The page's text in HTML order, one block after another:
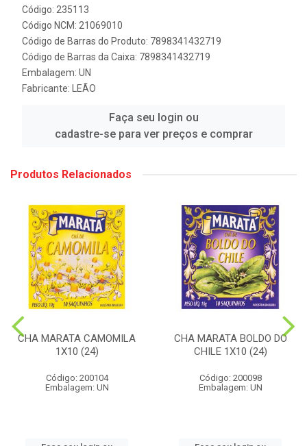
Código: 235113
Código NCM: 21069010
Código de Barras do Produto: 7898341432719
Código de Barras da Caixa: 7898341432719
Embalagem: UN
Fabricante: LEÃO
Faça seu login ou
cadastre-se para ver preços e comprar
Produtos Relacionados
CHA MARATA CAMOMILA
1X10 (24)
Código: 200104
Embalagem: UN
CHA MARATA BOLDO DO
CHILE 1X10 (24)
Código: 200098
Embalagem: UN